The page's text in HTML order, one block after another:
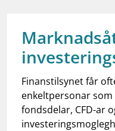
dashboardInformasjon for
notifications_noneAbonner på
Finanstilsynet får
enkeltpersonar
fondsdelar, CFD-ar